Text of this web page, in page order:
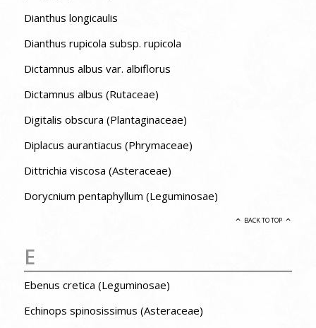
Dianthus longicaulis
Dianthus rupicola subsp. rupicola
Dictamnus albus var. albiflorus
Dictamnus albus (Rutaceae)
Digitalis obscura (Plantaginaceae)
Diplacus aurantiacus (Phrymaceae)
Dittrichia viscosa (Asteraceae)
Dorycnium pentaphyllum (Leguminosae)
BACK TO TOP
E
Ebenus cretica (Leguminosae)
Echinops spinosissimus (Asteraceae)